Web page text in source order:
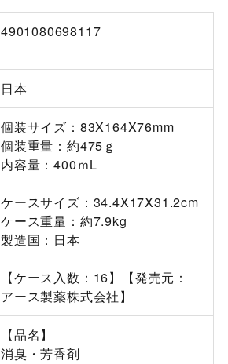
4901080698117
日本
個装サイズ：83X164X76mm
個装重量：約475ｇ
内容量：400ｍL
ケースサイズ：34.4X17X31.2cm
ケース重量：約7.9kg
製造国：日本
【ケース入数：16】【発売元：
アース製薬株式会社】
【品名】
消臭・芳香剤